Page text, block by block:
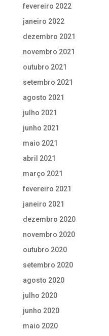
fevereiro 2022
janeiro 2022
dezembro 2021
novembro 2021
outubro 2021
setembro 2021
agosto 2021
julho 2021
junho 2021
maio 2021
abril 2021
março 2021
fevereiro 2021
janeiro 2021
dezembro 2020
novembro 2020
outubro 2020
setembro 2020
agosto 2020
julho 2020
junho 2020
maio 2020